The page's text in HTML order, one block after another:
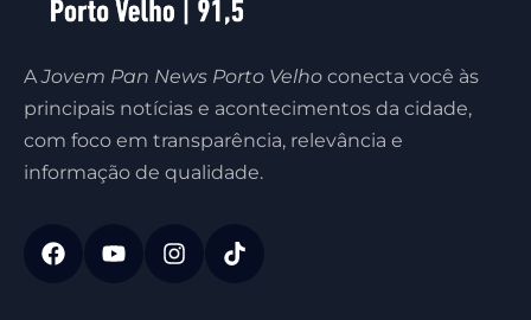
AJovem Pan News Porto Velho conecta você às
principais notícias e acontecimentos da cidade,
com foco em transparência, relevância e
informação de qualidade.